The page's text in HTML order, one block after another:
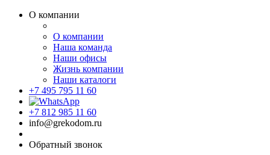
О компании
О компании
Наша команда
Наши офисы
Жизнь компании
Наши каталоги
+7 495 795 11 60
+7 812 985 11 60
info@grekodom.ru
Обратный звонок